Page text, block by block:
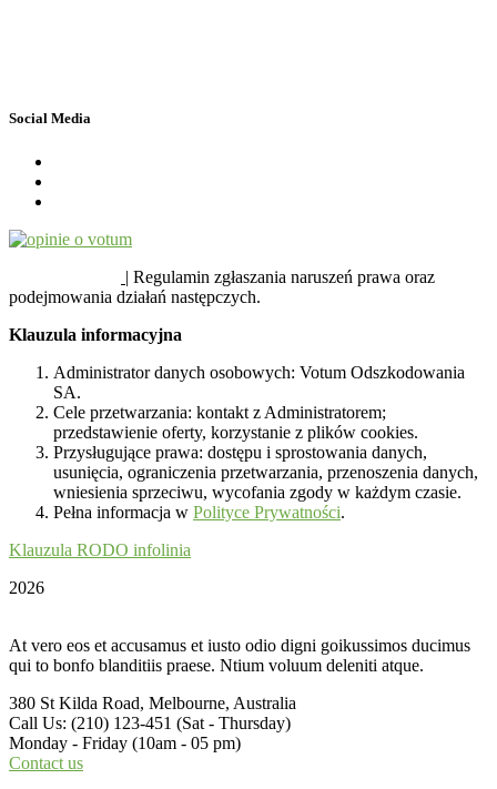
Social Media
| Regulamin zgłaszania naruszeń prawa oraz
podejmowania działań następczych.
Klauzula informacyjna
Administrator danych osobowych: Votum Odszkodowania
SA.
Cele przetwarzania: kontakt z Administratorem;
przedstawienie oferty, korzystanie z plików cookies.
Przysługujące prawa: dostępu i sprostowania danych,
usunięcia, ograniczenia przetwarzania, przenoszenia danych,
wniesienia sprzeciwu, wycofania zgody w każdym czasie.
Pełna informacja w Polityce Prywatności.
Klauzula RODO infolinia
2026
At vero eos et accusamus et iusto odio digni goikussimos ducimus
qui to bonfo blanditiis praese. Ntium voluum deleniti atque.
380 St Kilda Road, Melbourne, Australia
Call Us: (210) 123-451 (Sat - Thursday)
Monday - Friday (10am - 05 pm)
Contact us